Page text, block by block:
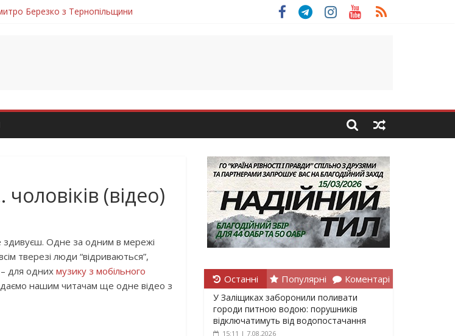
Березко з Тернопільщини
повертається до рідного дому «на щиті»
воїн Володимир Паламарчук
додому повертається захисник Михайло Скоробогатий з Тернопільщини
(відео)
здивуєш. Одне за одним в мережі
тверезі люди “відриваються”,
для одних музику з мобільного
нашим читачам ще одне відео з
Останні Популярні Коментарі
У Заліщиках заборонили поливати
городи питною водою: порушників
відключатимуть від водопостачання
15:11 | 7.08.2026